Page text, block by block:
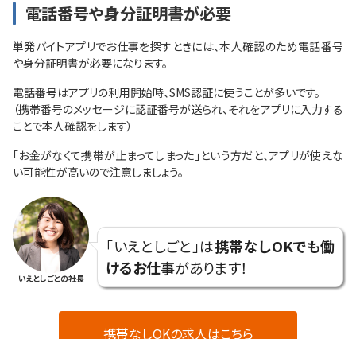
電話番号や身分証明書が必要
単発バイトアプリでお仕事を探すときには、本人確認のため電話番号
や身分証明書が必要になります。
電話番号はアプリの利用開始時、SMS認証に使うことが多いです。
（携帯番号のメッセージに認証番号が送られ、それをアプリに入力する
ことで本人確認をします）
「お金がなくて携帯が止まってしまった」という方だと、アプリが使えな
い可能性が高いので注意しましょう。
いえとしごとの社長
「いえとしごと」は携帯なしOKでも働
けるお仕事があります！
携帯なしOKの求人はこちら